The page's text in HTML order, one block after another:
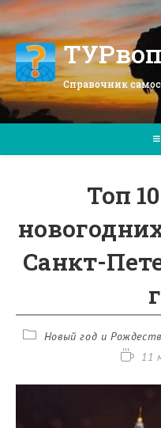
Перейти
к
содержимому
Справочник
Топ
Санкт-
РубрикаНовый год и
Время
11